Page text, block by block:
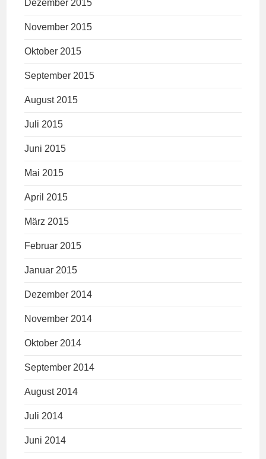
Dezember 2015
November 2015
Oktober 2015
September 2015
August 2015
Juli 2015
Juni 2015
Mai 2015
April 2015
März 2015
Februar 2015
Januar 2015
Dezember 2014
November 2014
Oktober 2014
September 2014
August 2014
Juli 2014
Juni 2014